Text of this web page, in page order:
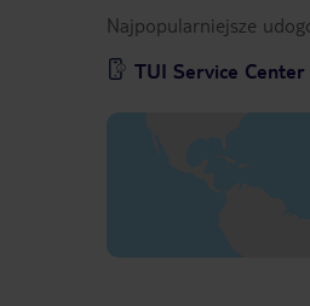
Najpopularniejsze
TUI Service